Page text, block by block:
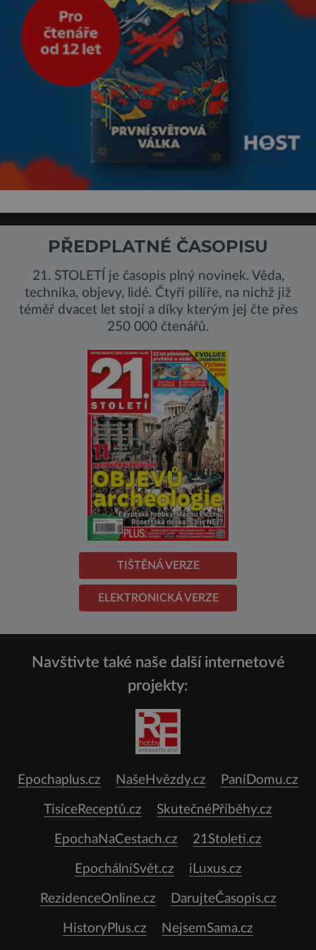
PŘEDPLATNÉ ČASOPISU
21. STOLETÍ je časopis plný novinek. Věda,
technika, objevy, lidé. Čtyři pilíře, na nichž již
téměř dvacet let stojí a díky kterým jej čte přes
250 000 čtenářů.
TIŠTĚNÁ VERZE
ELEKTRONICKÁ VERZE
Navštivte také naše další internetové
projekty:
Epochaplus.cz NašeHvězdy.cz PaníDomu.cz
TisíceReceptů.cz SkutečnéPříběhy.cz
EpochaNaCestach.cz 21Stoleti.cz
EpochálníSvět.cz iLuxus.cz
RezidenceOnline.cz DarujteČasopis.cz
HistoryPlus.cz NejsemSama.cz